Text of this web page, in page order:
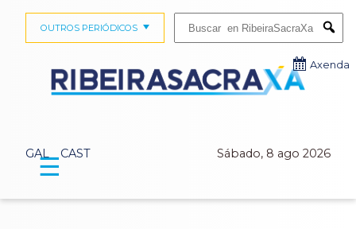
GAL CAST Sábado, 8 ago 2026
OUTROS PERIÓDICOS
Axenda
☰